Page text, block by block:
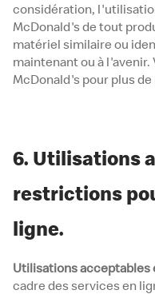
considération,
McDonald's de tout
matériel similaire ou
maintenant ou à l'avenir.
McDonald's pour plus
6. Utilisations
restrictions
ligne.
Utilisations
cadre des services en